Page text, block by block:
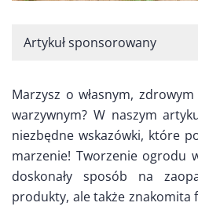
Artykuł sponsorowany
Marzysz o własnym,
warzywnym? W naszym
niezbędne wskazówki, które
marzenie! Tworzenie ogrodu
doskonały sposób na
produkty, ale także